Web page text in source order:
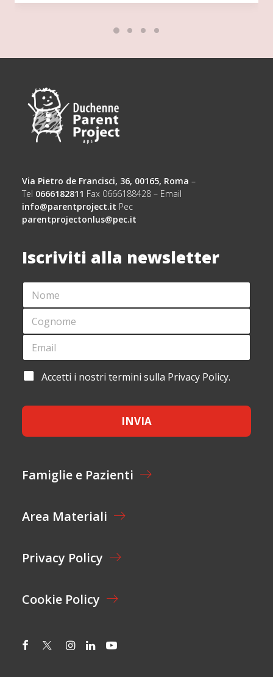
Via Pietro de Francisci, 36, 00165, Roma –
Tel 0666182811 Fax 0666188428 – Email
info@parentproject.it Pec
parentprojectonlus@pec.it
Iscriviti alla newsletter
*
*
N
M
*
C
G
O
E
E
A
I
L
A
E
T
O
*
Accetti i nostri termini sulla Privacy Policy.
INVIA
Famiglie e Pazienti
Area Materiali
Privacy Policy
Cookie Policy